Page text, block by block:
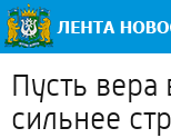
Пусть
сильнее